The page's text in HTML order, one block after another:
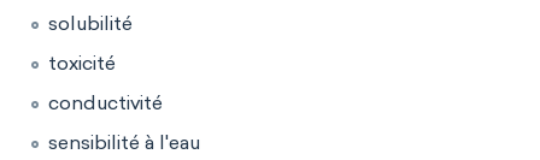
solubilité
toxicité
conductivité
sensibilité à l'eau